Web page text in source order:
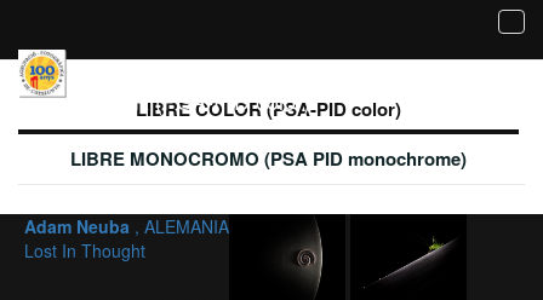
COLOR (PSA-PID color)
LIBRE COLOR (PSA-PID color)
LIBRE MONOCROMO (PSA PID monochrome)
Adam Neuba , ALEMANIA
Lost In Thought